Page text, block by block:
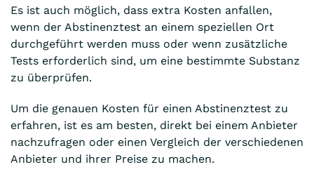
Es ist auch möglich, dass extra Kosten anfallen,
wenn der Abstinenztest an einem speziellen Ort
durchgeführt werden muss oder wenn zusätzliche
Tests erforderlich sind, um eine bestimmte Substanz
zu überprüfen.
Um die genauen Kosten für einen Abstinenztest zu
erfahren, ist es am besten, direkt bei einem Anbieter
nachzufragen oder einen Vergleich der verschiedenen
Anbieter und ihrer Preise zu machen.